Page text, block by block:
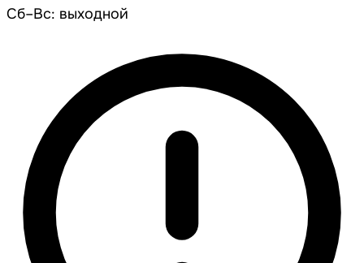
Сб–Вс: выходной